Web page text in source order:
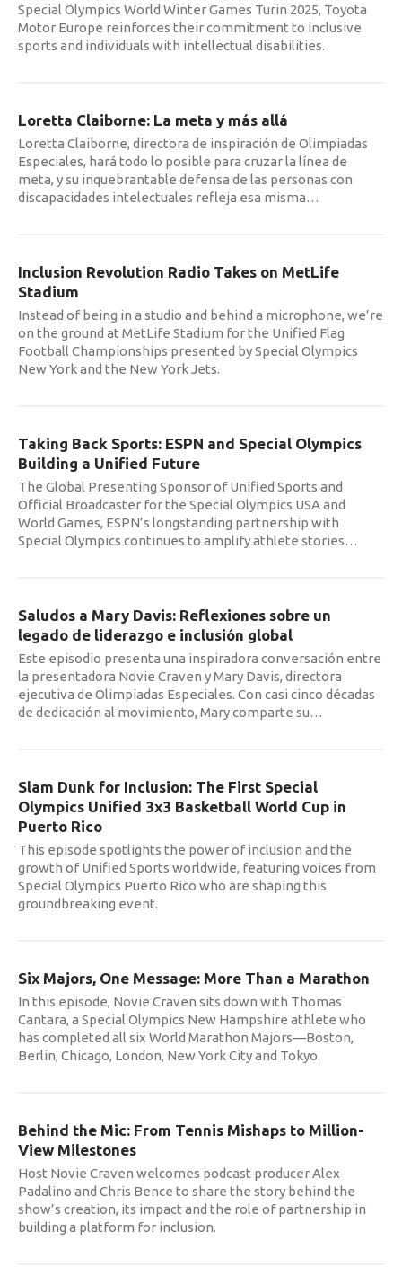
Special Olympics World Winter Games Turin 2025, Toyota
Motor Europe reinforces their commitment to inclusive
sports and individuals with intellectual disabilities.
Loretta Claiborne: La meta y más allá
Loretta Claiborne, directora de inspiración de Olimpiadas
Especiales, hará todo lo posible para cruzar la línea de
meta, y su inquebrantable defensa de las personas con
discapacidades intelectuales refleja esa misma…
Inclusion Revolution Radio Takes on MetLife
Stadium
Instead of being in a studio and behind a microphone, we’re
on the ground at MetLife Stadium for the Unified Flag
Football Championships presented by Special Olympics
New York and the New York Jets.
Taking Back Sports: ESPN and Special Olympics
Building a Unified Future
The Global Presenting Sponsor of Unified Sports and
Official Broadcaster for the Special Olympics USA and
World Games, ESPN’s longstanding partnership with
Special Olympics continues to amplify athlete stories…
Saludos a Mary Davis: Reflexiones sobre un
legado de liderazgo e inclusión global
Este episodio presenta una inspiradora conversación entre
la presentadora Novie Craven y Mary Davis, directora
ejecutiva de Olimpiadas Especiales. Con casi cinco décadas
de dedicación al movimiento, Mary comparte su…
Slam Dunk for Inclusion: The First Special
Olympics Unified 3x3 Basketball World Cup in
Puerto Rico
This episode spotlights the power of inclusion and the
growth of Unified Sports worldwide, featuring voices from
Special Olympics Puerto Rico who are shaping this
groundbreaking event.
Six Majors, One Message: More Than a Marathon
In this episode, Novie Craven sits down with Thomas
Cantara, a Special Olympics New Hampshire athlete who
has completed all six World Marathon Majors—Boston,
Berlin, Chicago, London, New York City and Tokyo.
Behind the Mic: From Tennis Mishaps to Million-
View Milestones
Host Novie Craven welcomes podcast producer Alex
Padalino and Chris Bence to share the story behind the
show’s creation, its impact and the role of partnership in
building a platform for inclusion.